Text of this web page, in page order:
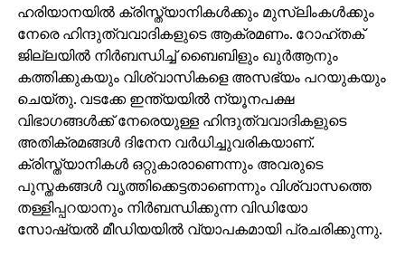
ഹരിയാനയില്‍ ക്രിസ്ത്യാനികള്‍ക്കും മുസ്‌ലിംകള്‍ക്കും
നേരെ ഹിന്ദുത്വവാദികളുടെ ആക്രമണം. റോഹ്തക്
ജില്ലയില്‍ നിര്‍ബന്ധിച്ച് ബൈബിളും ഖുര്‍ആനും
കത്തിക്കുകയും വിശ്വാസികളെ അസഭ്യം പറയുകയും
ചെയ്തു. വടക്കേ ഇന്ത്യയില്‍ ന്യൂനപക്ഷ
വിഭാഗങ്ങള്‍ക്ക് നേരെയുള്ള ഹിന്ദുത്വവാദികളുടെ
അതിക്രമങ്ങള്‍ ദിനേന വര്‍ധിച്ചുവരികയാണ്.
ക്രിസ്ത്യാനികള്‍ ഒറ്റുകാരാണെന്നും അവരുടെ
പുസ്തകങ്ങള്‍ വൃത്തിക്കെട്ടതാണെന്നും വിശ്വാസത്തെ
തള്ളിപ്പറയാനും നിര്‍ബന്ധിക്കുന്ന വിഡിയോ
സോഷ്യല്‍ മീഡിയയില്‍ വ്യാപകമായി പ്രചരിക്കുന്നു.